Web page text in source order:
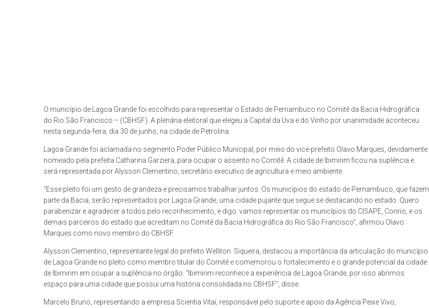
O município de Lagoa Grande foi escolhido para representar o Estado de Pernambuco no Comitê da Bacia Hidrográfica
do Rio São Francisco – (CBHSF). A plenária eleitoral que elegeu a Capital da Uva e do Vinho por unanimidade aconteceu
nesta segunda-feira, dia 30 de junho, na cidade de Petrolina.
Lagoa Grande foi aclamada no segmento Poder Público Municipal, por meio do vice-prefeito Olavo Marques, devidamente
nomeado pela prefeita Catharina Garziera, para ocupar o assento no Comitê. A cidade de Ibimirim ficou na suplência e
será representada por Alysson Clementino, secretário executivo de agricultura e meio ambiente.
“Esse pleito foi um gesto de grandeza e precisamos trabalhar juntos. Os municípios do estado de Pernambuco, que fazem
parte da Bacia, serão representados por Lagoa Grande, uma cidade pujante que segue se destacando no estado. Quero
parabenizar e agradecer a todos pelo reconhecimento, e digo: vamos representar os municípios do CISAPE, Conrio, e os
demais parceiros do estado que acreditam no Comitê da Bacia Hidrográfica do Rio São Francisco”, afirmou Olavo
Marques como novo membro do CBHSF.
Alysson Clementino, representante legal do prefeito Welliton Siqueira, destacou a importância da articulação do município
de Lagoa Grande no pleito como membro titular do Comitê e comemorou o fortalecimento e o grande potencial da cidade
de Ibimirim em ocupar a suplência no órgão. “Ibimirim reconhece a experiência de Lagoa Grande, por isso abrimos
espaço para uma cidade que possui uma história consolidada no CBHSF”, disse.
Marcelo Bruno, representando a empresa Scientia Vitai, responsável pelo suporte e apoio da Agência Peixe Vivo,